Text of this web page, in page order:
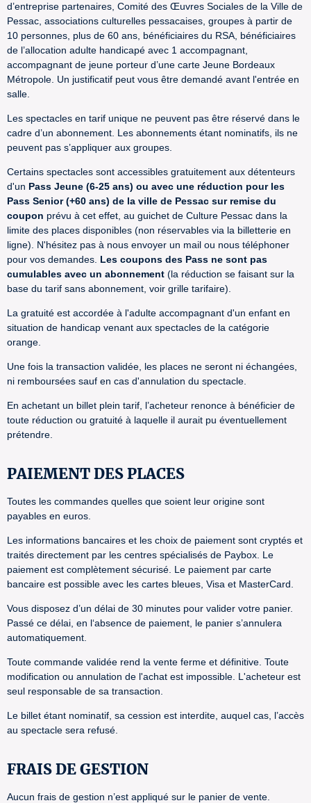
d’entreprise partenaires, Comité des Œuvres Sociales de la Ville de
Pessac, associations culturelles pessacaises, groupes à partir de
10 personnes, plus de 60 ans, bénéficiaires du RSA, bénéficiaires
de l’allocation adulte handicapé avec 1 accompagnant,
accompagnant de jeune porteur d’une carte Jeune Bordeaux
Métropole. Un justificatif peut vous être demandé avant l'entrée en
salle.
Les spectacles en tarif unique ne peuvent pas être réservé dans le
cadre d’un abonnement. Les abonnements étant nominatifs, ils ne
peuvent pas s’appliquer aux groupes.
Certains spectacles sont accessibles gratuitement aux détenteurs
d'un Pass Jeune (6-25 ans) ou avec une réduction pour les
Pass Senior (+60 ans) de la ville de Pessac sur remise du
coupon prévu à cet effet, au guichet de Culture Pessac dans la
limite des places disponibles (non réservables via la billetterie en
ligne). N'hésitez pas à nous envoyer un mail ou nous téléphoner
pour vos demandes. Les coupons des Pass ne sont pas
cumulables avec un abonnement (la réduction se faisant sur la
base du tarif sans abonnement, voir grille tarifaire).
La gratuité est accordée à l'adulte accompagnant d'un enfant en
situation de handicap venant aux spectacles de la catégorie
orange.
Une fois la transaction validée, les places ne seront ni échangées,
ni remboursées sauf en cas d'annulation du spectacle.
En achetant un billet plein tarif, l’acheteur renonce à bénéficier de
toute réduction ou gratuité à laquelle il aurait pu éventuellement
prétendre.
PAIEMENT DES PLACES
Toutes les commandes quelles que soient leur origine sont
payables en euros.
Les informations bancaires et les choix de paiement sont cryptés et
traités directement par les centres spécialisés de Paybox. Le
paiement est complètement sécurisé. Le paiement par carte
bancaire est possible avec les cartes bleues, Visa et MasterCard.
Vous disposez d’un délai de 30 minutes pour valider votre panier.
Passé ce délai, en l‘absence de paiement, le panier s’annulera
automatiquement.
Toute commande validée rend la vente ferme et définitive. Toute
modification ou annulation de l'achat est impossible. L'acheteur est
seul responsable de sa transaction.
Le billet étant nominatif, sa cession est interdite, auquel cas, l’accès
au spectacle sera refusé.
FRAIS DE GESTION
Aucun frais de gestion n’est appliqué sur le panier de vente.